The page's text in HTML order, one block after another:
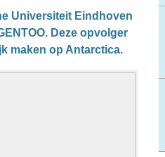
Universiteit Eindhoven
Deze opvolger
maken op Antarctica.